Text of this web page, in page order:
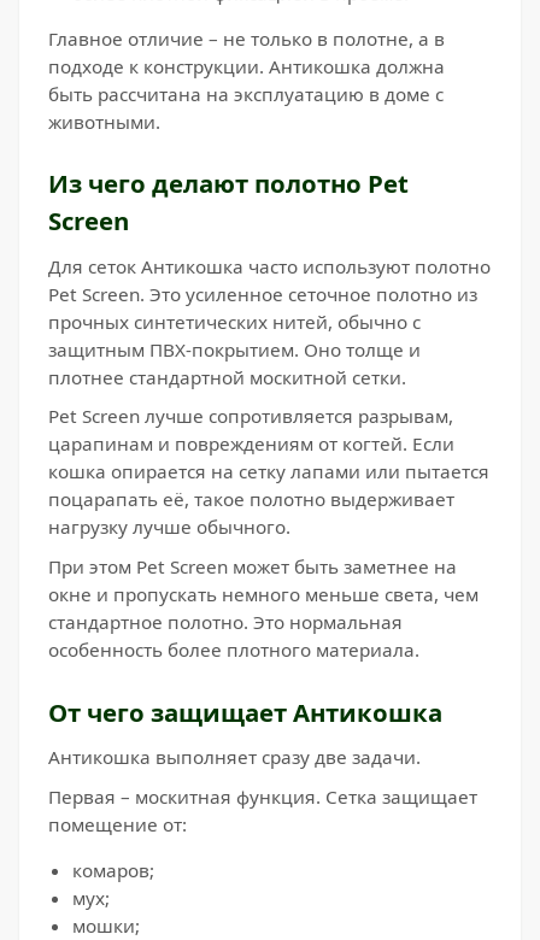
Главное отличие – не только в полотне, а в
подходе к конструкции. Антикошка должна
быть рассчитана на эксплуатацию в доме с
животными.
Из чего делают полотно Pet
Screen
Для сеток Антикошка часто используют полотно
Pet Screen. Это усиленное сеточное полотно из
прочных синтетических нитей, обычно с
защитным ПВХ-покрытием. Оно толще и
плотнее стандартной москитной сетки.
Pet Screen лучше сопротивляется разрывам,
царапинам и повреждениям от когтей. Если
кошка опирается на сетку лапами или пытается
поцарапать её, такое полотно выдерживает
нагрузку лучше обычного.
При этом Pet Screen может быть заметнее на
окне и пропускать немного меньше света, чем
стандартное полотно. Это нормальная
особенность более плотного материала.
От чего защищает Антикошка
Антикошка выполняет сразу две задачи.
Первая – москитная функция. Сетка защищает
помещение от:
комаров;
мух;
мошки;